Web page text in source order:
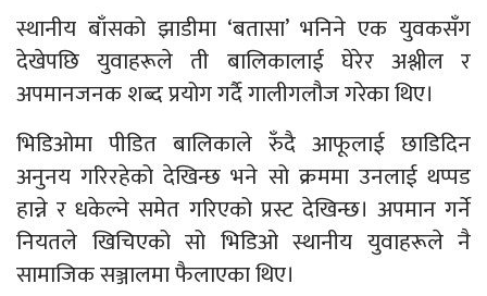
स्थानीय बाँसको झाडीमा ‘बतासा’ भनिने एक युवकसँग
देखेपछि युवाहरूले ती बालिकालाई घेरेर अश्लील र
अपमानजनक शब्द प्रयोग गर्दै गालीगलौज गरेका थिए।
भिडिओमा पीडित बालिकाले रुँदै आफूलाई छाडिदिन
अनुनय गरिरहेको देखिन्छ भने सो क्रममा उनलाई थप्पड
हान्ने र धकेल्ने समेत गरिएको प्रस्ट देखिन्छ। अपमान गर्ने
नियतले खिचिएको सो भिडिओ स्थानीय युवाहरूले नै
सामाजिक सञ्जालमा फैलाएका थिए।